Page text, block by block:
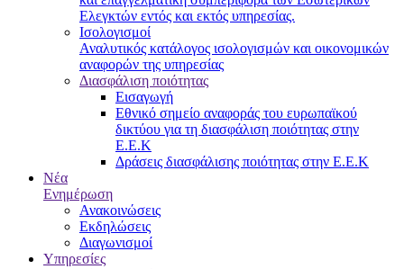
Ελεγκτών εντός και εκτός υπηρεσίας.
Ισολογισμοί
Αναλυτικός κατάλογος ισολογισμών και οικονομικών
αναφορών της υπηρεσίας
Διασφάλιση ποιότητας
Εισαγωγή
Εθνικό σημείο αναφοράς του ευρωπαϊκού
δικτύου για τη διασφάλιση ποιότητας στην
Ε.Ε.Κ
Δράσεις διασφάλισης ποιότητας στην Ε.Ε.Κ
Νέα
Ενημέρωση
Ανακοινώσεις
Εκδηλώσεις
Διαγωνισμοί
Υπηρεσίες